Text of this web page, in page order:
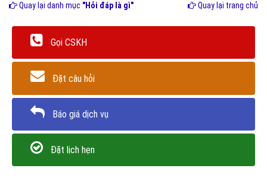
Quay lại danh mục "Hỏi đáp là gì" Quay lại trang chủ
Gọi CSKH
Đặt câu hỏi
Báo giá dịch vụ
Đặt lịch hẹn